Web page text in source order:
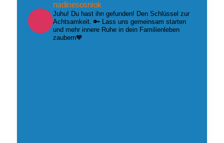
nadinesosniok
Juhu! Du hast ihn gefunden! Den Schlüssel zur
Achtsamkeit. 🔑 Lass uns gemeinsam starten
und mehr innere Ruhe in dein Familienleben
zaubern🧡